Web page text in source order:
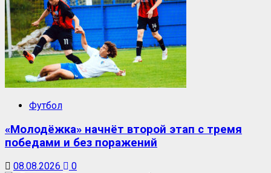
Футбол
«Молодёжка» начнёт второй этап с тремя
победами и без поражений
08.08.2026 0